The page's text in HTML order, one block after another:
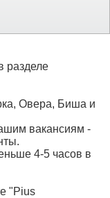
разделе
Овера, Биша и
вакансиям -
4-5 часов в
"Pius